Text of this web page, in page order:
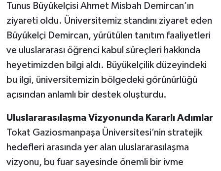
Tunus Büyükelçisi Ahmet Misbah Demircan’ın
ziyareti oldu. Üniversitemiz standını ziyaret eden
Büyükelçi Demircan, yürütülen tanıtım faaliyetleri
ve uluslararası öğrenci kabul süreçleri hakkında
heyetimizden bilgi aldı. Büyükelçilik düzeyindeki
bu ilgi, üniversitemizin bölgedeki görünürlüğü
açısından anlamlı bir destek oluşturdu.
Uluslararasılaşma Vizyonunda Kararlı Adımlar
Tokat Gaziosmanpaşa Üniversitesi’nin stratejik
hedefleri arasında yer alan uluslararasılaşma
vizyonu, bu fuar sayesinde önemli bir ivme